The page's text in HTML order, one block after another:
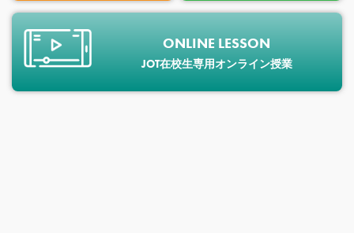
ONLINE LESSON
JOT在校生専用オンライン授業